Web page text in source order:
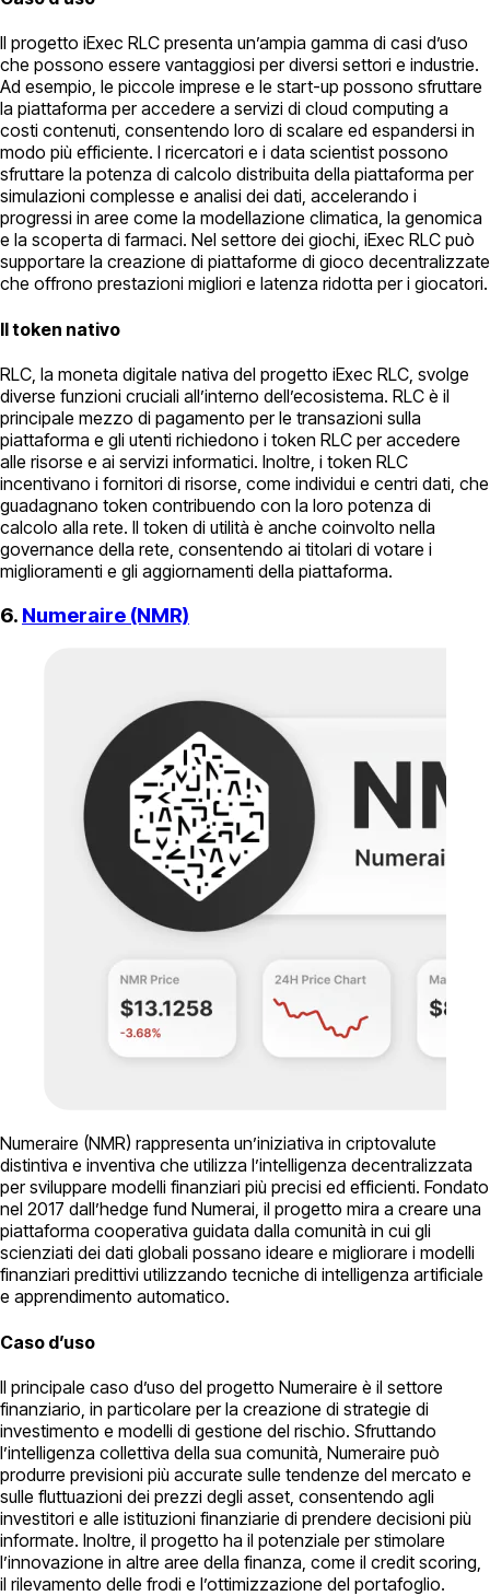
Il progetto iExec RLC presenta un’ampia gamma di casi d’uso
che possono essere vantaggiosi per diversi settori e industrie.
Ad esempio, le piccole imprese e le start-up possono sfruttare
la piattaforma per accedere a servizi di cloud computing a
costi contenuti, consentendo loro di scalare ed espandersi in
modo più efficiente. I ricercatori e i data scientist possono
sfruttare la potenza di calcolo distribuita della piattaforma per
simulazioni complesse e analisi dei dati, accelerando i
progressi in aree come la modellazione climatica, la genomica
e la scoperta di farmaci. Nel settore dei giochi, iExec RLC può
supportare la creazione di piattaforme di gioco decentralizzate
che offrono prestazioni migliori e latenza ridotta per i giocatori.
Il token nativo
RLC, la moneta digitale nativa del progetto iExec RLC, svolge
diverse funzioni cruciali all’interno dell’ecosistema. RLC è il
principale mezzo di pagamento per le transazioni sulla
piattaforma e gli utenti richiedono i token RLC per accedere
alle risorse e ai servizi informatici. Inoltre, i token RLC
incentivano i fornitori di risorse, come individui e centri dati, che
guadagnano token contribuendo con la loro potenza di
calcolo alla rete. Il token di utilità è anche coinvolto nella
governance della rete, consentendo ai titolari di votare i
miglioramenti e gli aggiornamenti della piattaforma.
6. Numeraire (NMR)
Numeraire (NMR) rappresenta un’iniziativa in criptovalute
distintiva e inventiva che utilizza l’intelligenza decentralizzata
per sviluppare modelli finanziari più precisi ed efficienti. Fondato
nel 2017 dall’hedge fund Numerai, il progetto mira a creare una
piattaforma cooperativa guidata dalla comunità in cui gli
scienziati dei dati globali possano ideare e migliorare i modelli
finanziari predittivi utilizzando tecniche di intelligenza artificiale
e apprendimento automatico.
Caso d’uso
Il principale caso d’uso del progetto Numeraire è il settore
finanziario, in particolare per la creazione di strategie di
investimento e modelli di gestione del rischio. Sfruttando
l’intelligenza collettiva della sua comunità, Numeraire può
produrre previsioni più accurate sulle tendenze del mercato e
sulle fluttuazioni dei prezzi degli asset, consentendo agli
investitori e alle istituzioni finanziarie di prendere decisioni più
informate. Inoltre, il progetto ha il potenziale per stimolare
l’innovazione in altre aree della finanza, come il credit scoring,
il rilevamento delle frodi e l’ottimizzazione del portafoglio.